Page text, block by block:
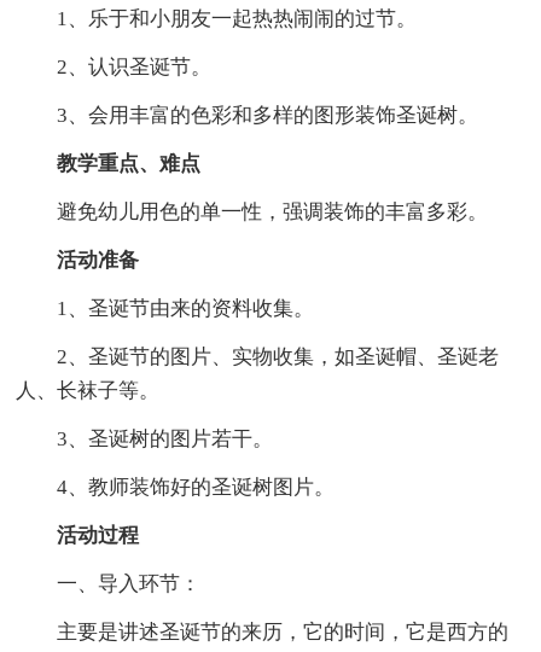
1、乐于和小朋友一起热热闹闹的过节。
2、认识圣诞节。
3、会用丰富的色彩和多样的图形装饰圣诞树。
教学重点、难点
避免幼儿用色的单一性，强调装饰的丰富多彩。
活动准备
1、圣诞节由来的资料收集。
2、圣诞节的图片、实物收集，如圣诞帽、圣诞老
人、长袜子等。
3、圣诞树的图片若干。
4、教师装饰好的圣诞树图片。
活动过程
一、导入环节：
主要是讲述圣诞节的来历，它的时间，它是西方的